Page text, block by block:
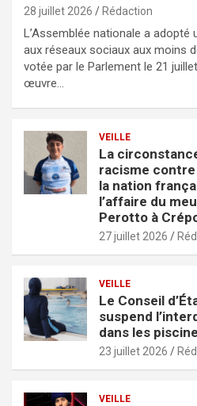
28 juillet 2026 Rédaction
L’Assemblée nationale a adopté
aux réseaux sociaux aux moins
votée par le Parlement le 21
œuvre…
VEILLE
La
racisme
la nation
l’affaire du
Perotto à
27 juillet 2026
VEILLE
Le Conseil
suspend
dans les
23 juillet 2026
VEILLE